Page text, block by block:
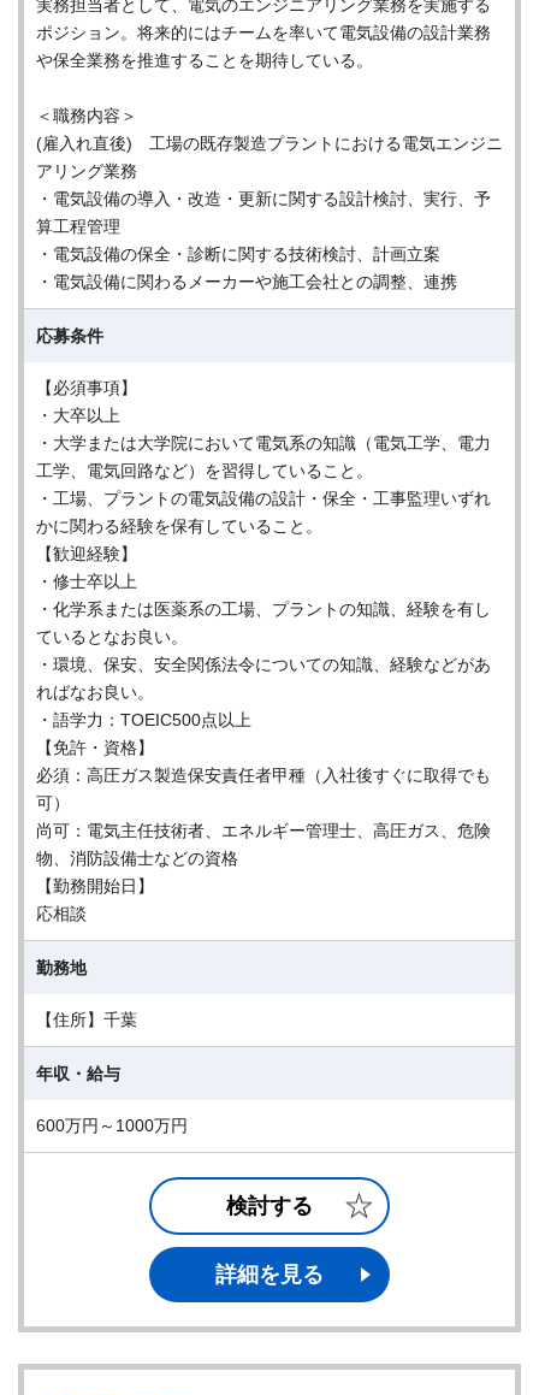
実務担当者として、電気のエンジニアリング業務を実施する
ポジション。将来的にはチームを率いて電気設備の設計業務
や保全業務を推進することを期待している。
＜職務内容＞
(雇入れ直後) 工場の既存製造プラントにおける電気エンジニ
アリング業務
・電気設備の導入・改造・更新に関する設計検討、実行、予
算工程管理
・電気設備の保全・診断に関する技術検討、計画立案
・電気設備に関わるメーカーや施工会社との調整、連携
応募条件
【必須事項】
・大卒以上
・大学または大学院において電気系の知識（電気工学、電力
工学、電気回路など）を習得していること。
・工場、プラントの電気設備の設計・保全・工事監理いずれ
かに関わる経験を保有していること。
【歓迎経験】
・修士卒以上
・化学系または医薬系の工場、プラントの知識、経験を有し
ているとなお良い。
・環境、保安、安全関係法令についての知識、経験などがあ
ればなお良い。
・語学力：TOEIC500点以上
【免許・資格】
必須：高圧ガス製造保安責任者甲種（入社後すぐに取得でも
可）
尚可：電気主任技術者、エネルギー管理士、高圧ガス、危険
物、消防設備士などの資格
【勤務開始日】
応相談
勤務地
【住所】千葉
年収・給与
600万円～1000万円
検討する
詳細を見る